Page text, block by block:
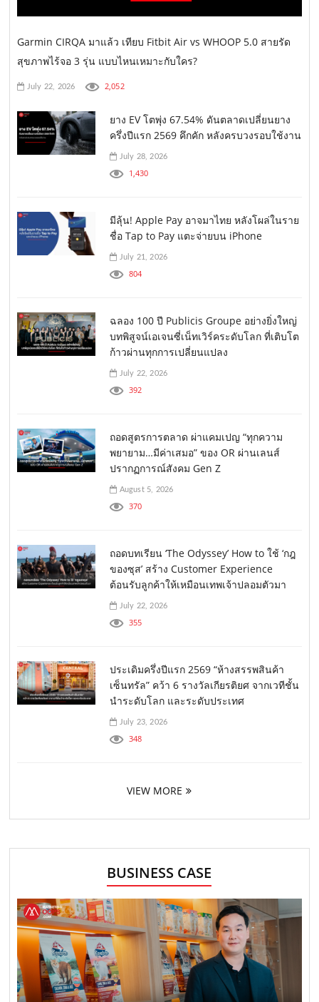
Garmin CIRQA มาแล้ว เทียบ Fitbit Air vs WHOOP 5.0 สายรัด
สุขภาพไร้จอ 3 รุ่น แบบไหนเหมาะกับใคร?
July 22, 2026 2,052
ยาง EV โตพุ่ง 67.54% ดันตลาดเปลี่ยนยาง
ครึ่งปีแรก 2569 คึกคัก หลังครบวงรอบใช้งาน
July 28, 2026
1,430
มีลุ้น! Apple Pay อาจมาไทย หลังโผล่ในราย
ชื่อ Tap to Pay แตะจ่ายบน iPhone
July 21, 2026
804
ฉลอง 100 ปี Publicis Groupe อย่างยิ่งใหญ่
บทพิสูจน์เอเจนซี่เน็ทเวิร์คระดับโลก ที่เติบโต
ก้าวผ่านทุกการเปลี่ยนแปลง
July 22, 2026
392
ถอดสูตรการตลาด ผ่าแคมเปญ “ทุกความ
พยายาม…มีค่าเสมอ” ของ OR ผ่านเลนส์
ปรากฏการณ์สังคม Gen Z
August 5, 2026
370
ถอดบทเรียน ‘The Odyssey’ How to ใช้ ‘กฎ
ของซุส’ สร้าง Customer Experience
ต้อนรับลูกค้าให้เหมือนเทพเจ้าปลอมตัวมา
July 22, 2026
355
ประเดิมครึ่งปีแรก 2569 “ห้างสรรพสินค้า
เซ็นทรัล” คว้า 6 รางวัลเกียรติยศ จากเวทีชั้น
นำระดับโลก และระดับประเทศ
July 23, 2026
348
VIEW MORE
BUSINESS CASE